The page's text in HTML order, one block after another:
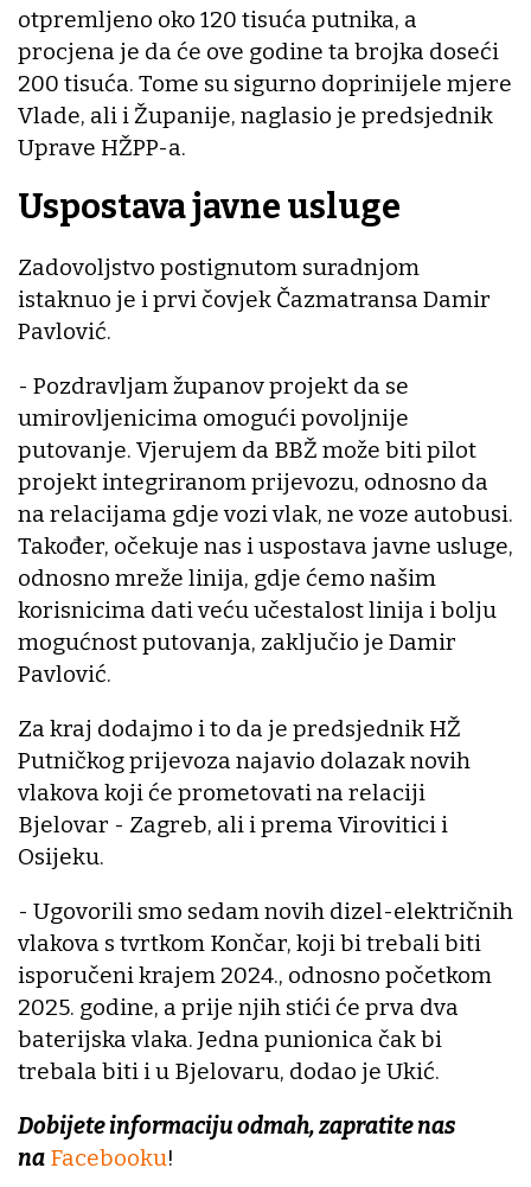
otpremljeno oko 120 tisuća putnika, a
procjena je da će ove godine ta brojka doseći
200 tisuća. Tome su sigurno doprinijele mjere
Vlade, ali i Županije, naglasio je predsjednik
Uprave HŽPP-a.
Uspostava javne usluge
Zadovoljstvo postignutom suradnjom
istaknuo je i prvi čovjek Čazmatransa Damir
Pavlović.
- Pozdravljam županov projekt da se
umirovljenicima omogući povoljnije
putovanje. Vjerujem da BBŽ može biti pilot
projekt integriranom prijevozu, odnosno da
na relacijama gdje vozi vlak, ne voze autobusi.
Također, očekuje nas i uspostava javne usluge,
odnosno mreže linija, gdje ćemo našim
korisnicima dati veću učestalost linija i bolju
mogućnost putovanja, zaključio je Damir
Pavlović.
Za kraj dodajmo i to da je predsjednik HŽ
Putničkog prijevoza najavio dolazak novih
vlakova koji će prometovati na relaciji
Bjelovar - Zagreb, ali i prema Virovitici i
Osijeku.
- Ugovorili smo sedam novih dizel-električnih
vlakova s tvrtkom Končar, koji bi trebali biti
isporučeni krajem 2024., odnosno početkom
2025. godine, a prije njih stići će prva dva
baterijska vlaka. Jedna punionica čak bi
trebala biti i u Bjelovaru, dodao je Ukić.
Dobijete informaciju odmah, zapratite nas
na Facebooku!